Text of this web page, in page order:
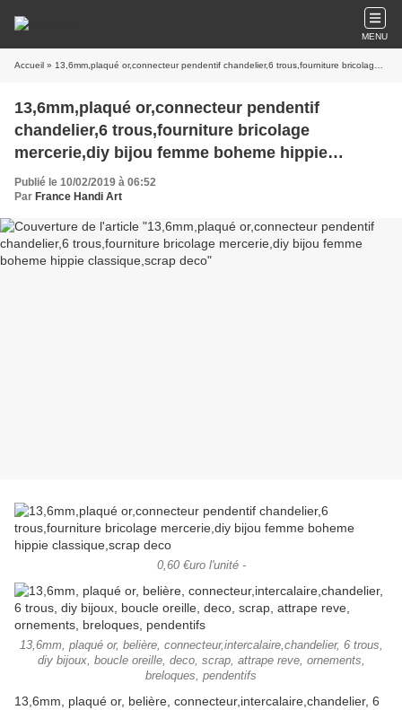
MENU
Accueil » 13,6mm,plaqué or,connecteur pendentif chandelier,6 trous,fourniture bricolage mercerie,diy bijou femme boheme hippie classique,scrap deco
13,6mm,plaqué or,connecteur pendentif
chandelier,6 trous,fourniture bricolage
mercerie,diy bijou femme boheme hippie
classique,scrap deco
Publié le 10/02/2019 à 06:52
Par France Handi Art
0,60 €uro l'unité -
13,6mm, plaqué or, belière, connecteur,intercalaire,chandelier, 6 trous,
diy bijoux, boucle oreille, deco, scrap, attrape reve, ornements,
breloques, pendentifs
13,6mm, plaqué or, belière, connecteur,intercalaire,chandelier, 6